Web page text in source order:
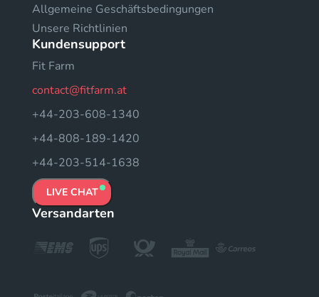
Allgemeine Geschäftsbedingungen
Unsere Richtlinien
Kundensupport
Fit Farm
contact@fitfarm.at
+44-203-608-1340
+44-808-189-1420
+44-203-514-1638
LIVE CHAT
Versandarten